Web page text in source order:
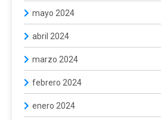
mayo 2024
abril 2024
marzo 2024
febrero 2024
enero 2024